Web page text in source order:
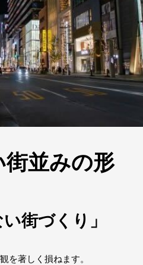
街並みの形
い街づくり」
を著しく損ねます。